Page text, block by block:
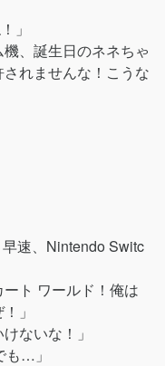
」
、誕生日のネネちゃ
れませんな！こうな
速、Nintendo Switc
ト ワールド！俺は
」
ないな！」
も…」